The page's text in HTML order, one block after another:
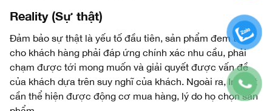
Reality (Sự thật)
Đảm bảo sự thật là yếu tố đầu tiên, sản phẩm đem tới
cho khách hàng phải đáp ứng chính xác nhu cầu, phải
chạm được tới mong muốn và giải quyết được vấn đề
của khách dựa trên suy nghĩ của khách. Ngoài ra, Insight
cần thể hiện được động cơ mua hàng, lý do họ chọn sản